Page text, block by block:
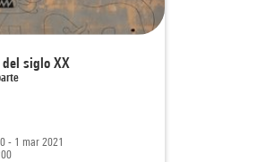
del siglo XX
- 1 mar 2021